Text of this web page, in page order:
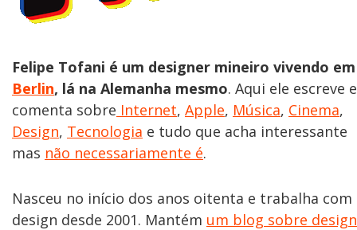
Felipe Tofani é um designer mineiro vivendo em
Berlin, lá na Alemanha mesmo. Aqui ele escreve e
comenta sobre Internet, Apple, Música, Cinema,
Design, Tecnologia e tudo que acha interessante
mas não necessariamente é.
Nasceu no início dos anos oitenta e trabalha com
design desde 2001. Mantém um blog sobre design